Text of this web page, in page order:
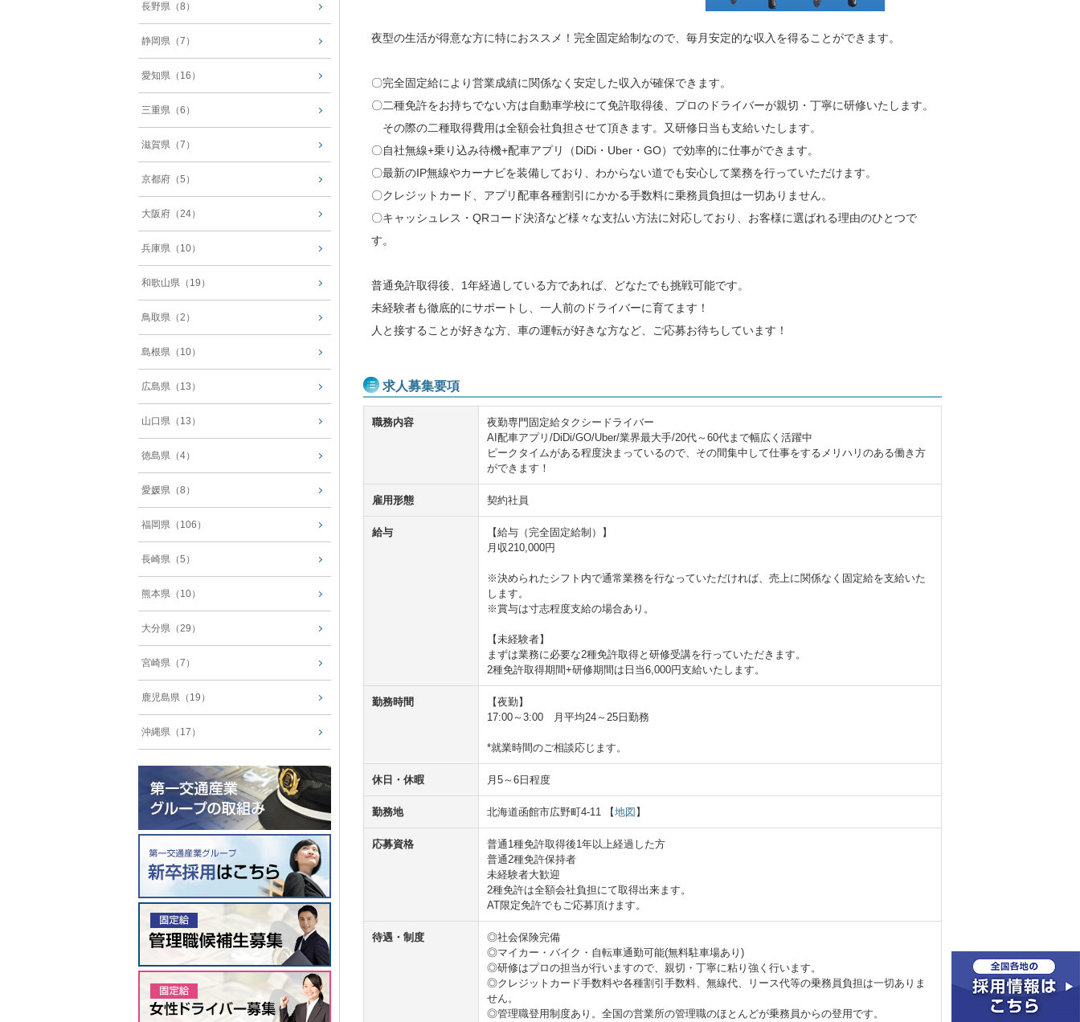
夜型の生活が得意な方に特におススメ！完全固定給制なので、毎月安定的な収入を得ることができます。
〇完全固定給により営業成績に関係なく安定した収入が確保できます。
〇二種免許をお持ちでない方は自動車学校にて免許取得後、プロのドライバーが親切・丁寧に研修いたします。
その際の二種取得費用は全額会社負担させて頂きます。又研修日当も支給いたします。
〇自社無線+乗り込み待機+配車アプリ（DiDi・Uber・GO）で効率的に仕事ができます。
〇最新のIP無線やカーナビを装備しており、わからない道でも安心して業務を行っていただけます。
〇クレジットカード、アプリ配車各種割引にかかる手数料に乗務員負担は一切ありません。
〇キャッシュレス・QRコード決済など様々な支払い方法に対応しており、お客様に選ばれる理由のひとつで
す。
普通免許取得後、1年経過している方であれば、どなたでも挑戦可能です。
未経験者も徹底的にサポートし、一人前のドライバーに育てます！
人と接することが好きな方、車の運転が好きな方など、ご応募お待ちしています！
求人募集要項
職務内容
夜勤専門固定給タクシードライバー
AI配車アプリ/DiDi/GO/Uber/業界最大手/20代～60代まで幅広く活躍中
ピークタイムがある程度決まっているので、その間集中して仕事をするメリハリのある働き方
ができます！
雇用形態 契約社員
給与
【給与（完全固定給制）】
月収210,000円
※決められたシフト内で通常業務を行なっていただければ、売上に関係なく固定給を支給いた
します。
※賞与は寸志程度支給の場合あり。
【未経験者】
まずは業務に必要な2種免許取得と研修受講を行っていただきます。
2種免許取得期間+研修期間は日当6,000円支給いたします。
勤務時間
【夜勤】
17:00～3:00 月平均24～25日勤務
*就業時間のご相談応じます。
休日・休暇 月5～6日程度
勤務地 北海道函館市広野町4-11 【地図 】
応募資格
普通1種免許取得後1年以上経過した方
普通2種免許保持者
未経験者大歓迎
2種免許は全額会社負担にて取得出来ます。
AT限定免許でもご応募頂けます。
待遇・制度
◎社会保険完備
◎マイカー・バイク・自転車通勤可能(無料駐車場あり)
◎研修はプロの担当が行いますので、親切・丁寧に粘り強く行います。
◎クレジットカード手数料や各種割引手数料、無線代、リース代等の乗務員負担は一切ありま
せん。
◎管理職登用制度あり。全国の営業所の管理職のほとんどが乗務員からの登用です。
長野県（8）
静岡県（7）
愛知県（16）
三重県（6）
滋賀県（7）
京都府（5）
大阪府（24）
兵庫県（10）
和歌山県（19）
鳥取県（2）
島根県（10）
広島県（13）
山口県（13）
徳島県（4）
愛媛県（8）
福岡県（106）
長崎県（5）
熊本県（10）
大分県（29）
宮崎県（7）
鹿児島県（19）
沖縄県（17）